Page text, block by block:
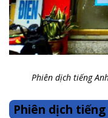
Phiên dịch tiếng
Phiên dịch